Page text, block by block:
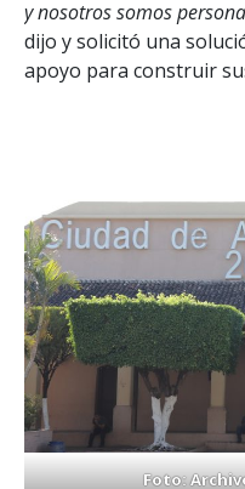
y nosotros somos
dijo y solicitó una
apoyo para construir
Foto: